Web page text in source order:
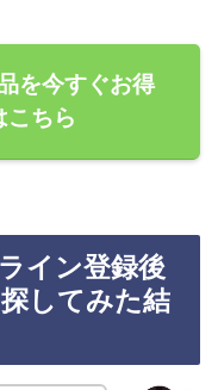
を今すぐお得
こちら
イン登録後
してみた結